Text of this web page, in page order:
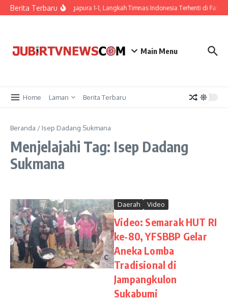
Berita TerbaruDitahan Singapura 1-1, Langkah Timnas Indonesia Terhenti di Fase
Main Menu
Home Laman Berita Terbaru
Beranda / Isep Dadang Sukmana
Menjelajahi Tag: Isep Dadang
Sukmana
Daerah Video
Video: Semarak HUT RI
ke-80, YFSBBP Gelar
Aneka Lomba
Tradisional di
Jampangkulon
Sukabumi